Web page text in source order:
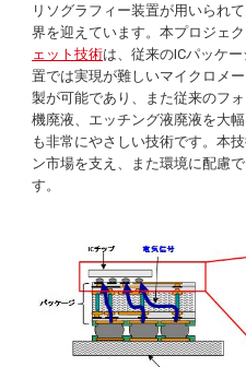
リソグラフィー装置が用いられ
界を迎えています。本プロジェ
ェット技術は、従来のICパッケ
置では実現が難しいマイクロメ
製が可能であり、また従来のフ
機廃液、エッチング液廃液を大
も非常にやさしい技術です。本
ン市場を支え、また環境に配慮
す。